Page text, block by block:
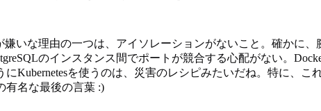
嫌いな理由の一つは、アイソレーションがないこと。確か
のインスタンス間でポートが競合する心配がない。
にKubernetesを使うのは、災害のレシピみたいだね。特に、
有名な最後の言葉 :)